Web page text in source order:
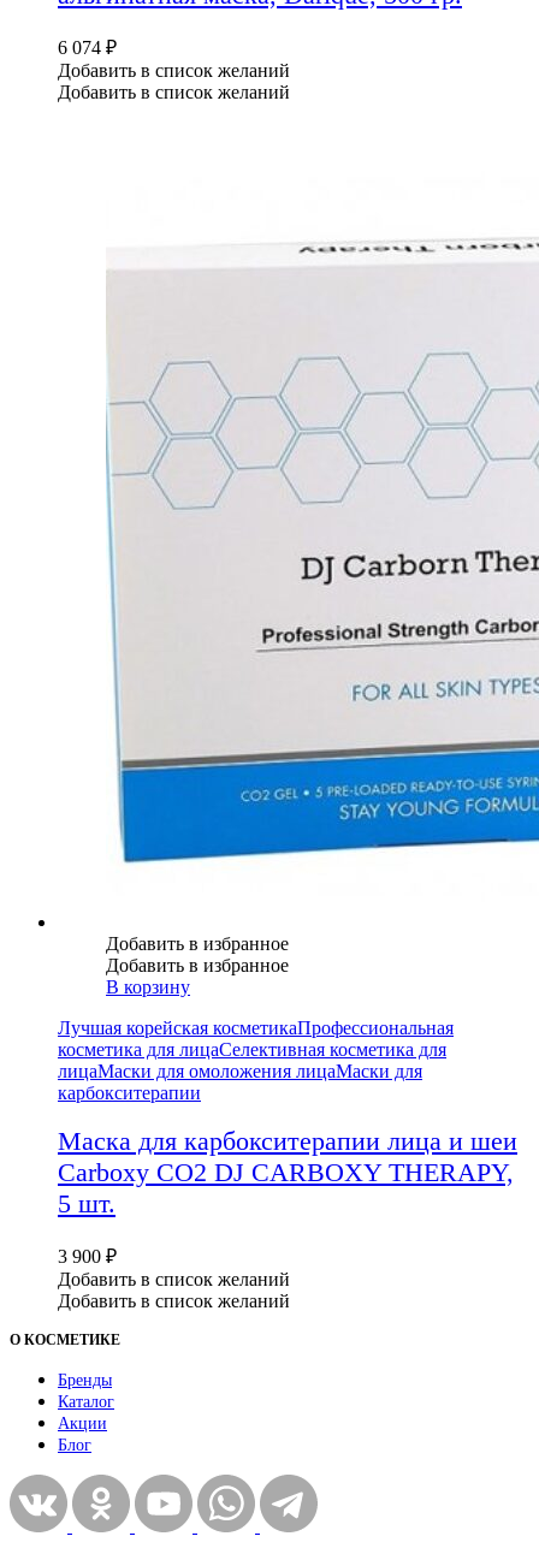
6 074 ₽
Добавить в список желаний
Добавить в список желаний
Добавить в избранное
Добавить в избранное
В корзину
Лучшая корейская косметикаПрофессиональная
косметика для лицаСелективная косметика для
лицаМаски для омоложения лицаМаски для
карбокситерапии
Маска для карбокситерапии лица и шеи
Carboxy CO2 DJ CARBOXY THERAPY,
5 шт.
3 900 ₽
Добавить в список желаний
Добавить в список желаний
О КОСМЕТИКЕ
Бренды
Каталог
Акции
Блог